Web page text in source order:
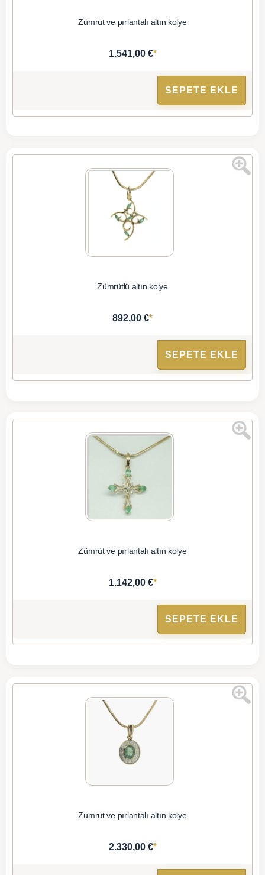
Zümrüt ve pırlantalı altın kolye
1.541,00 €*
SEPETE EKLE
Zümrütlü altın kolye
892,00 €*
SEPETE EKLE
Zümrüt ve pırlantalı altın kolye
1.142,00 €*
SEPETE EKLE
Zümrüt ve pırlantalı altın kolye
2.330,00 €*